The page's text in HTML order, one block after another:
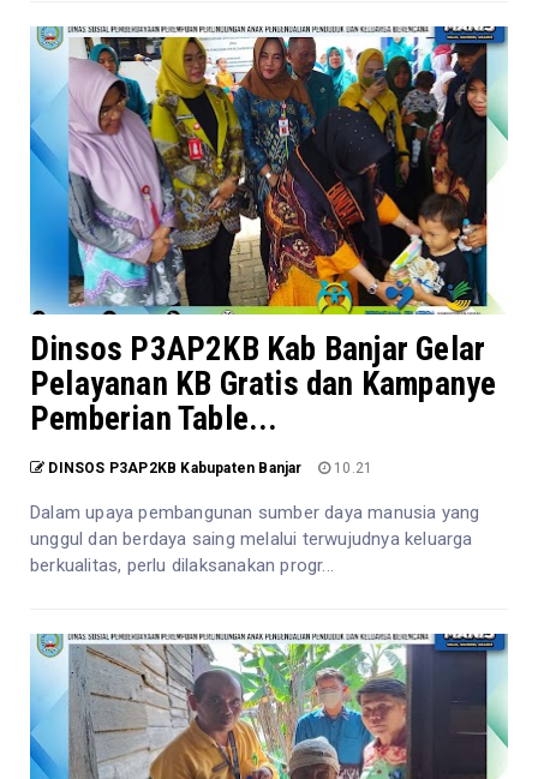
Dinsos P3AP2KB Kab Banjar Gelar
Pelayanan KB Gratis dan Kampanye
Pemberian Table...
DINSOS P3AP2KB Kabupaten Banjar 10.21
Dalam upaya pembangunan sumber daya manusia yang
unggul dan berdaya saing melalui terwujudnya keluarga
berkualitas, perlu dilaksanakan progr...